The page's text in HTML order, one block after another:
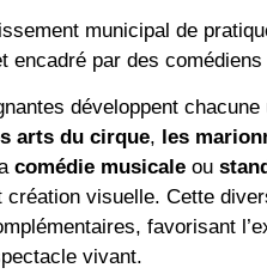
municipal de
encadré par des
développent
arts du cirque, les
comédie musicale ou
création visuelle. Cette
favorisant
vivant.